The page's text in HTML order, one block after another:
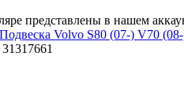
представлены в нашем
Подвеска Volvo S80 (07-) V70